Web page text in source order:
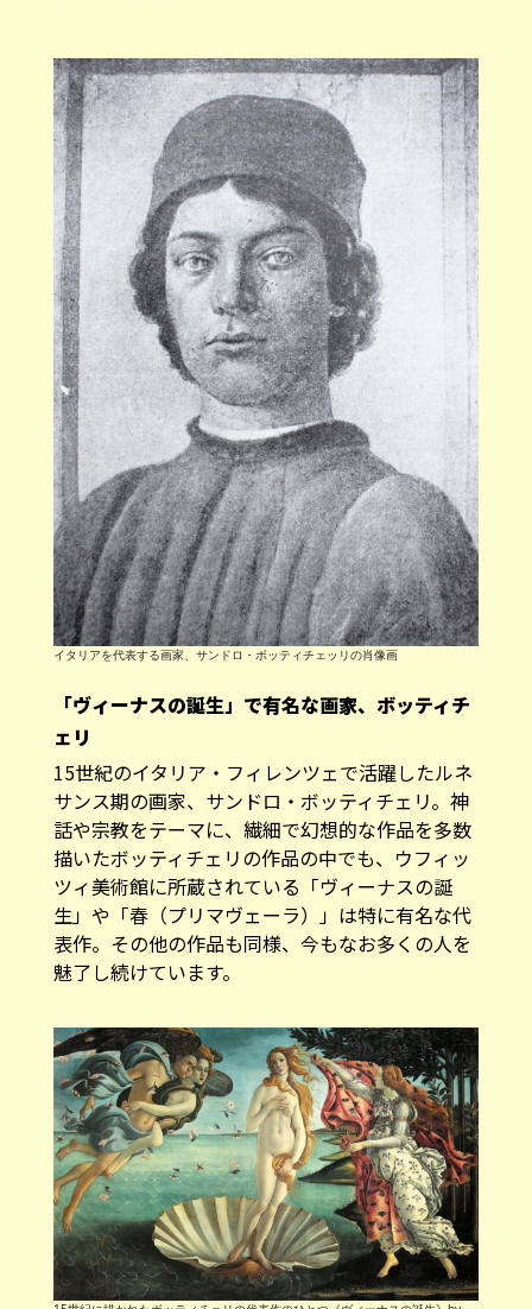
イタリアを代表する画家、サンドロ・ボッティチェッリの肖像画
「ヴィーナスの誕生」で有名な画家、ボッティチ
ェリ
15世紀のイタリア・フィレンツェで活躍したルネ
サンス期の画家、サンドロ・ボッティチェリ。神
話や宗教をテーマに、繊細で幻想的な作品を多数
描いたボッティチェリの作品の中でも、ウフィッ
ツィ美術館に所蔵されている「ヴィーナスの誕
生」や「春（プリマヴェーラ）」は特に有名な代
表作。その他の作品も同様、今もなお多くの人を
魅了し続けています。